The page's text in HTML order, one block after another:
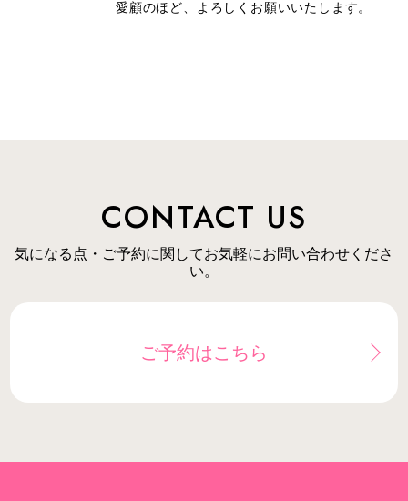
愛顧のほど、よろしくお願いいたします。
CONTACT US
気になる点・ご予約に関してお気軽にお問い合わせくださ
い。
ご予約はこちら